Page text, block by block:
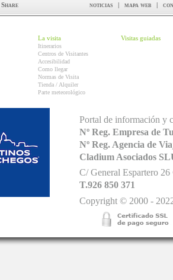
noticias | mapa web |
La visita
Itinerarios
Centros de Visitantes
Accesibilidad
Como llegar
Normas de Visita
Tienda / Alquiler
Parte meteorológico
Visitas guiadas
Portal de información y
Nº Reg. Empresa de
Nº Reg. Agencia de
Cladium Asociados
C/ General Espartero
T.926 850 371
Copyright © 2000 -